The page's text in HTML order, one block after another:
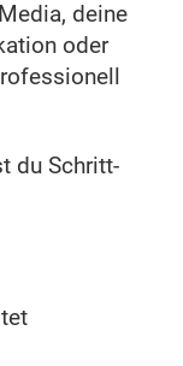
deine
oder
du Schritt-